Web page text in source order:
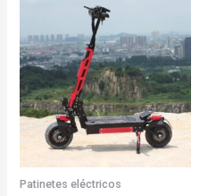
Patinetes eléctricos